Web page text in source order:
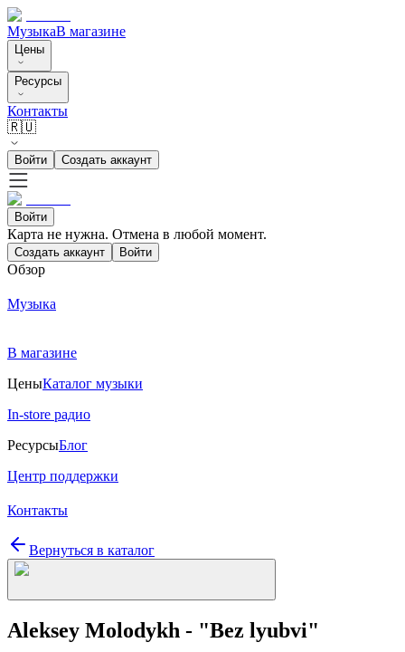
МузыкаВ магазине
Цены
Ресурсы
Контакты
🇷🇺
Войти Создать аккаунт
Войти
Карта не нужна. Отмена в любой момент.
Создать аккаунт Войти
Обзор
Музыка
В магазине
ЦеныКаталог музыки
In-store радио
РесурсыБлог
Центр поддержки
Контакты
Вернуться в каталог
Aleksey Molodykh - "Bez lyubvi"